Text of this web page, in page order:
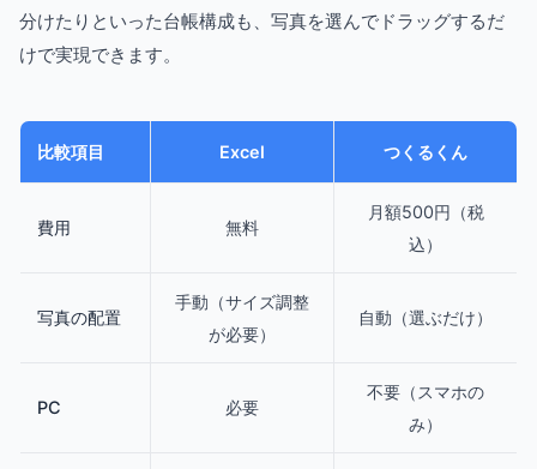
分けたりといった台帳構成も、写真を選んでドラッグするだ
けで実現できます。
比較項目 Excel つくるくん
費用 無料
月額500円（税
込）
写真の配置
手動（サイズ調整
が必要）
自動（選ぶだけ）
PC 必要
不要（スマホの
み）